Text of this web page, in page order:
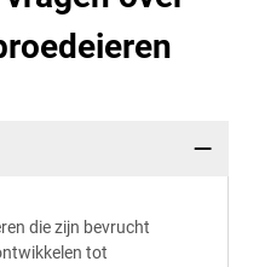
die zijn bevrucht
tot